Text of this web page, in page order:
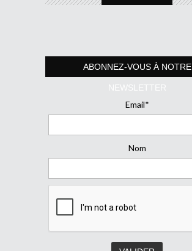
ABONNEZ-VOUS À NOTRE
NEWSLETTER
Email*
Nom